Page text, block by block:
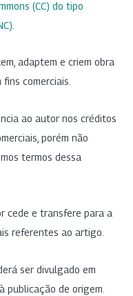
(CC) do tipo
adaptem e criem obra
comerciais.
ao autor nos créditos
porém não
termos dessa
cede e transfere para a
referentes ao artigo.
ser divulgado em
publicação de origem.